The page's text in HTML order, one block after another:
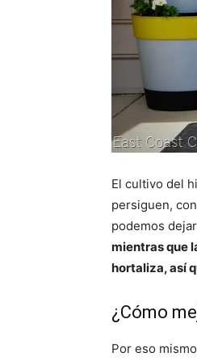
El cultivo del
persiguen,
podemos
mientras que
hortaliza, así
¿Cómo
Por eso